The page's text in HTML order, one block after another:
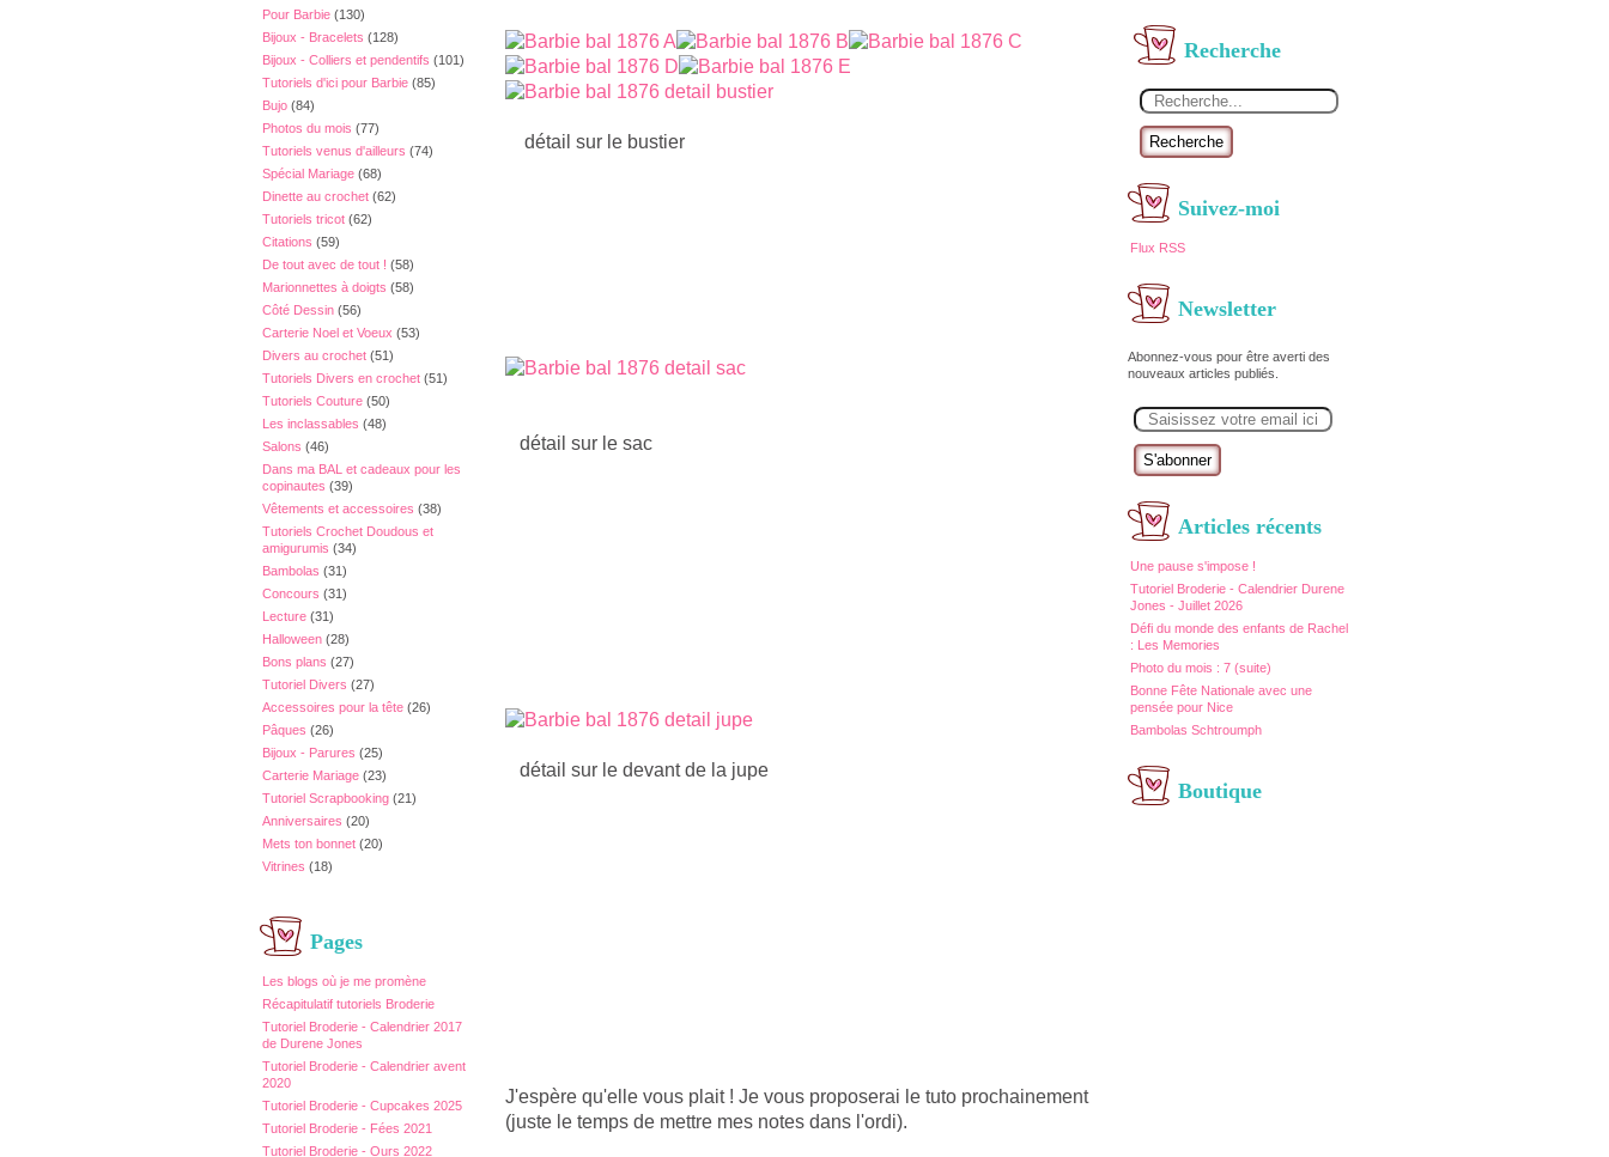
Pour Barbie (130)
Bijoux - Bracelets (128)
Bijoux - Colliers et pendentifs (101)
Tutoriels d'ici pour Barbie (85)
Bujo (84)
Photos du mois (77)
Tutoriels venus d'ailleurs (74)
Spécial Mariage (68)
Dinette au crochet (62)
Tutoriels tricot (62)
Citations (59)
De tout avec de tout ! (58)
Marionnettes à doigts (58)
Côté Dessin (56)
Carterie Noel et Voeux (53)
Divers au crochet (51)
Tutoriels Divers en crochet (51)
Tutoriels Couture (50)
Les inclassables (48)
Salons (46)
Dans ma BAL et cadeaux pour les
copinautes (39)
Vêtements et accessoires (38)
Tutoriels Crochet Doudous et
amigurumis (34)
Bambolas (31)
Concours (31)
Lecture (31)
Halloween (28)
Bons plans (27)
Tutoriel Divers (27)
Accessoires pour la tête (26)
Pâques (26)
Bijoux - Parures (25)
Carterie Mariage (23)
Tutoriel Scrapbooking (21)
Anniversaires (20)
Mets ton bonnet (20)
Vitrines (18)
Pages
Les blogs où je me promène
Récapitulatif tutoriels Broderie
Tutoriel Broderie - Calendrier 2017
de Durene Jones
Tutoriel Broderie - Calendrier avent
2020
Tutoriel Broderie - Cupcakes 2025
Tutoriel Broderie - Fées 2021
Tutoriel Broderie - Ours 2022
Recherche
Recherche
Suivez-moi
Flux RSS
Newsletter
Abonnez-vous pour être averti des
nouveaux articles publiés.
m
Articles récents
Une pause s'impose !
Tutoriel Broderie - Calendrier Durene
Jones - Juillet 2026
Défi du monde des enfants de Rachel
: Les Memories
Photo du mois : 7 (suite)
Bonne Fête Nationale avec une
pensée pour Nice
Bambolas Schtroumph
Boutique
détail sur le bustier
détail sur le sac
détail sur le devant de la jupe
J'espère qu'elle vous plait ! Je vous proposerai le tuto prochainement
(juste le temps de mettre mes notes dans l'ordi).